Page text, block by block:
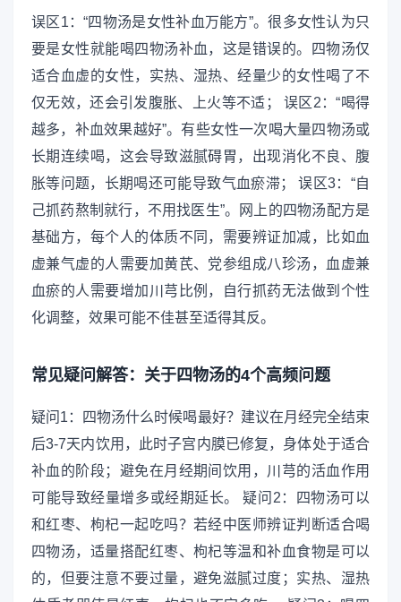
误区1：“四物汤是女性补血万能方”。很多女性认为只
要是女性就能喝四物汤补血，这是错误的。四物汤仅
适合血虚的女性，实热、湿热、经量少的女性喝了不
仅无效，还会引发腹胀、上火等不适； 误区2：“喝得
越多，补血效果越好”。有些女性一次喝大量四物汤或
长期连续喝，这会导致滋腻碍胃，出现消化不良、腹
胀等问题，长期喝还可能导致气血瘀滞； 误区3：“自
己抓药熬制就行，不用找医生”。网上的四物汤配方是
基础方，每个人的体质不同，需要辨证加减，比如血
虚兼气虚的人需要加黄芪、党参组成八珍汤，血虚兼
血瘀的人需要增加川芎比例，自行抓药无法做到个性
化调整，效果可能不佳甚至适得其反。
常见疑问解答：关于四物汤的4个高频问题
疑问1：四物汤什么时候喝最好？建议在月经完全结束
后3-7天内饮用，此时子宫内膜已修复，身体处于适合
补血的阶段；避免在月经期间饮用，川芎的活血作用
可能导致经量增多或经期延长。 疑问2：四物汤可以
和红枣、枸杞一起吃吗？若经中医师辨证判断适合喝
四物汤，适量搭配红枣、枸杞等温和补血食物是可以
的，但要注意不要过量，避免滋腻过度；实热、湿热